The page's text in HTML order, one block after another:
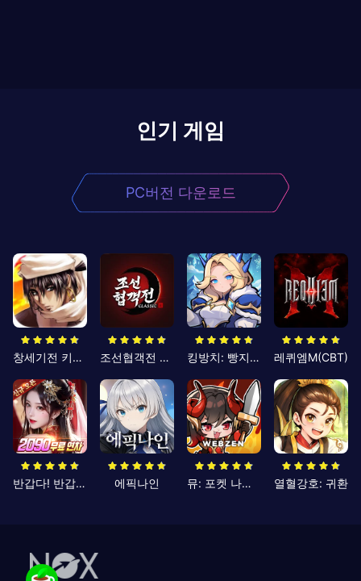
인기 게임
PC버전 다운로드
창세기전 키우기 조선협객전 클래식 킹방치: 빵지의 제왕 레퀴엠M(CBT)
반갑다! 반갑삼국지 에픽나인 뮤: 포켓 나이츠 열혈강호: 귀환